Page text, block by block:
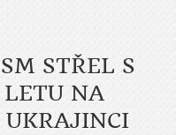
STŘEL S
LETU NA